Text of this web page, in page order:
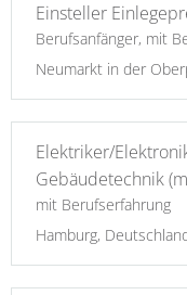
Einsteller
Berufsanfänger, mit
Neumarkt in der
Elektriker/
Gebäudetechnik
mit Berufserfahrung
Hamburg,